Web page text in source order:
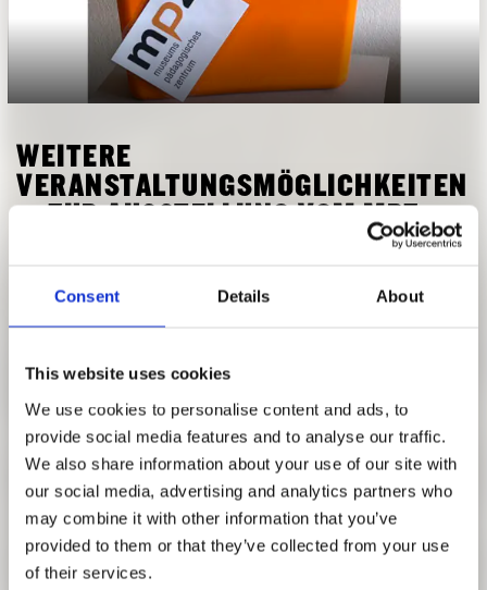
Consent Details About
This website uses cookies
We use cookies to personalise content and ads, to
provide social media features and to analyse our traffic.
We also share information about your use of our site with
our social media, advertising and analytics partners who
may combine it with other information that you’ve
provided to them or that they’ve collected from your use
of their services.
ARCHIV VERANSTALTUNGEN
STUDENTISCHE ARBEITEN
LEHRVERANSTALTUNGEN
ÜBER UNS
PUBLIKATIONEN
TEAM
WEITERE
VERANSTALTUNGSMÖGLICHKEITEN
... ZUR AUSSTELLUNG VOM MPZ
alle Schularten, Horte und Kindergartengruppen, Lehrkräfte
und pädagogisches Fachpersonal an:
Angebot für Schulen
TREES, TIME, ARCHITECTURE. Mit Bäumen bauen
Geeignet für BS, FöS, GS, GYM, Horte, MS, RS
Fortbildung für Lehrkräfte
TREES, TIME, ARCHITECTURE. Bauen mit Bäumen
Angebot für Kindertageseinrichtungen
Gebäude der Zukunft. Mit lebenden Bäumen bauen!